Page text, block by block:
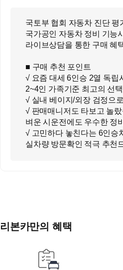
국토부 협회 자동차 진단 평
국가공인 자동차 정비 기능
라이브상담을 통한 구매 혜
■ 구매 추천 포인트
√ 요즘 대세 6인승 2열 독립
2~4인 가족기준 최고의 선
√ 실내 베이지/외장 검정으
√ 판매매니저도 타보고 놀
벼운 시운전에도 우수한 정
√ 고민하다 놓친다는 6인승
실차량 방문확인 적극 추천
■ 차량 히스토리 및 특이사항
√ 전차주 최근 판매계획 없
√ 동급차량 모두 둘러보셔
타 차량 못보실정도로 차량
리본카만의 혜택